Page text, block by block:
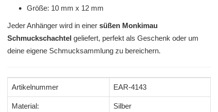
Größe: 10 mm x 12 mm
Jeder Anhänger wird in einer süßen Monkimau
Schmuckschachtel geliefert, perfekt als Geschenk oder um
deine eigene Schmucksammlung zu bereichern.
Artikelnummer EAR-4143
Material: Silber